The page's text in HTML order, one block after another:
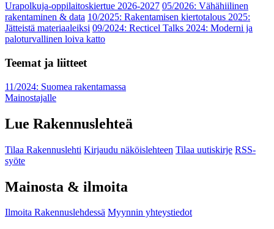
Urapolkuja-oppilaitoskiertue 2026-2027 05/2026: Vähähiilinen
rakentaminen & data 10/2025: Rakentamisen kiertotalous 2025:
Jätteistä materiaaleiksi 09/2024: Recticel Talks 2024: Moderni ja
paloturvallinen loiva katto
Teemat ja liitteet
11/2024: Suomea rakentamassa
Mainostajalle
Lue Rakennuslehteä
Tilaa Rakennuslehti Kirjaudu näköislehteen Tilaa uutiskirje RSS-
syöte
Mainosta & ilmoita
Ilmoita Rakennuslehdessä Myynnin yhteystiedot